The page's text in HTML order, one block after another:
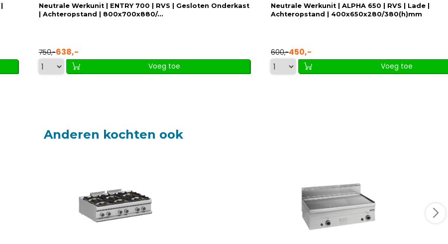
Neutrale Werkunit | ENTRY 700 | RVS | Gesloten Onderkast
| Achteropstand | 800x700x880/...
750,-638,-
Voeg toe
Neutrale Werkunit | ALPHA 650 | RVS | Lade |
Achteropstand | 400x650x280/380(h)mm
600,-450,-
Voeg toe
Anderen kochten ook